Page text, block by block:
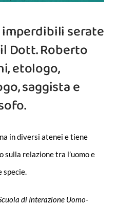
serate
Dott. Roberto
etologo,
saggista e
in diversi atenei e tiene
relazione tra l’uomo e
specie.
di Interazione Uomo-